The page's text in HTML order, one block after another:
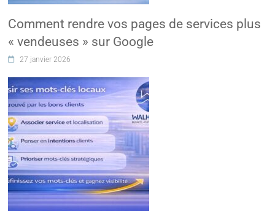
Comment rendre vos pages de services plus
« vendeuses » sur Google
27 janvier 2026